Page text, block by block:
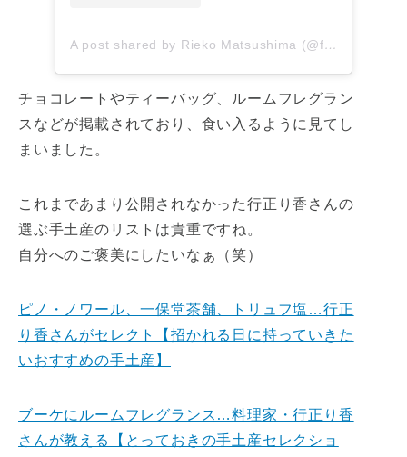
A post shared by Rieko Matsushima (@fleurir_rieko_matsushima)
チョコレートやティーバッグ、ルームフレグラン
スなどが掲載されており、食い入るように見てし
まいました。
これまであまり公開されなかった行正り香さんの
選ぶ手土産のリストは貴重ですね。
自分へのご褒美にしたいなぁ（笑）
ピノ・ノワール、一保堂茶舗、トリュフ塩…行正
り香さんがセレクト【招かれる日に持っていきた
いおすすめの手土産】
ブーケにルームフレグランス…料理家・行正り香
さんが教える【とっておきの手土産セレクショ